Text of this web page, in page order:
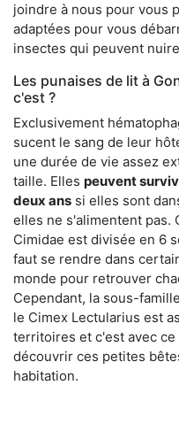
joindre à nous pour vous
adaptées pour vous
insectes qui peuvent
Les punaises de lit à
c'est ?
Exclusivement
sucent le sang de leur
une durée de vie assez
taille. Elles peuvent
deux ans si elles sont
elles ne s'alimentent pas.
Cimidae est divisée en 6
faut se rendre dans
monde pour retrouver
Cependant, la sous-
le Cimex Lectularius est
territoires et c'est avec
découvrir ces petites
habitation.